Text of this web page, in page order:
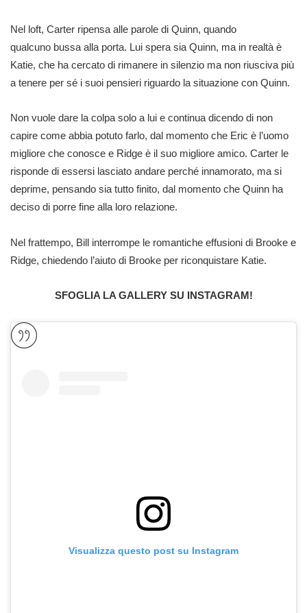
Nel loft, Carter ripensa alle parole di Quinn, quando
qualcuno bussa alla porta. Lui spera sia Quinn, ma in realtà è
Katie, che ha cercato di rimanere in silenzio ma non riusciva più
a tenere per sé i suoi pensieri riguardo la situazione con Quinn.
Non vuole dare la colpa solo a lui e continua dicendo di non
capire come abbia potuto farlo, dal momento che Eric è l’uomo
migliore che conosce e Ridge è il suo migliore amico. Carter le
risponde di essersi lasciato andare perché innamorato, ma si
deprime, pensando sia tutto finito, dal momento che Quinn ha
deciso di porre fine alla loro relazione.
Nel frattempo, Bill interrompe le romantiche effusioni di Brooke e
Ridge, chiedendo l’aiuto di Brooke per riconquistare Katie.
SFOGLIA LA GALLERY SU INSTAGRAM!
Visualizza questo post su Instagram